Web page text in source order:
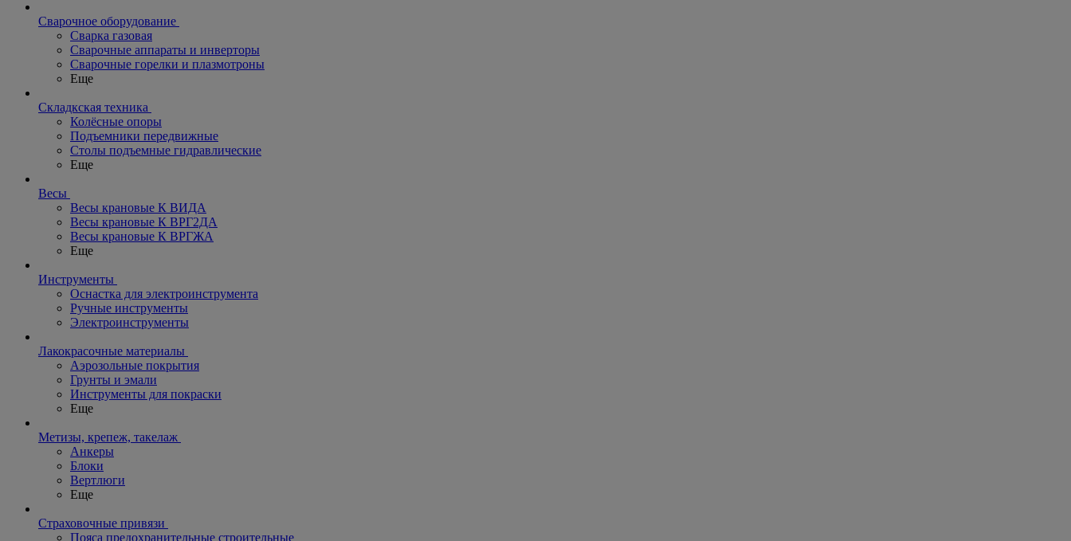
Сварочное оборудование
Сварка газовая
Сварочные аппараты и инверторы
Сварочные горелки и плазмотроны
Еще
Складкская техника
Колёсные опоры
Подъемники передвижные
Столы подъемные гидравлические
Еще
Весы
Весы крановые К ВИДА
Весы крановые К ВРГ2ДА
Весы крановые К ВРГЖА
Еще
Инструменты
Оснастка для электроинструмента
Ручные инструменты
Электроинструменты
Лакокрасочные материалы
Аэрозольные покрытия
Грунты и эмали
Инструменты для покраски
Еще
Метизы, крепеж, такелаж
Анкеры
Блоки
Вертлюги
Еще
Страховочные привязи
Пояса предохранительные строительные